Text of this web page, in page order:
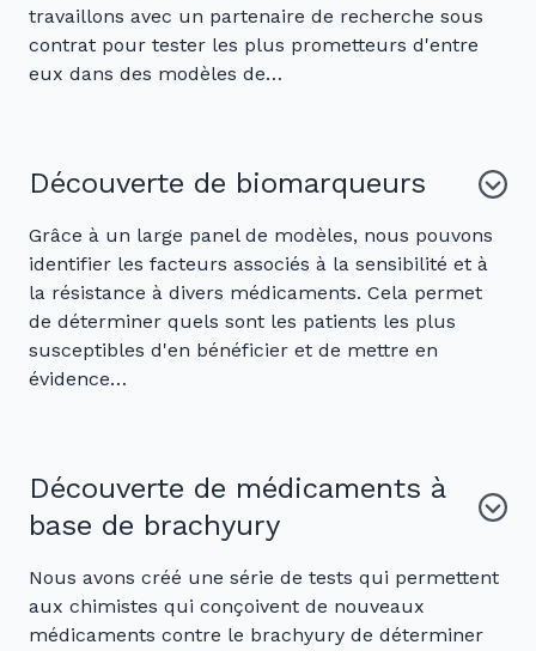
travaillons avec un partenaire de recherche sous
contrat pour tester les plus prometteurs d'entre
eux dans des modèles de…
Découverte de biomarqueurs
Grâce à un large panel de modèles, nous pouvons
identifier les facteurs associés à la sensibilité et à
la résistance à divers médicaments. Cela permet
de déterminer quels sont les patients les plus
susceptibles d'en bénéficier et de mettre en
évidence…
Découverte de médicaments à
base de brachyury
Nous avons créé une série de tests qui permettent
aux chimistes qui conçoivent de nouveaux
médicaments contre le brachyury de déterminer